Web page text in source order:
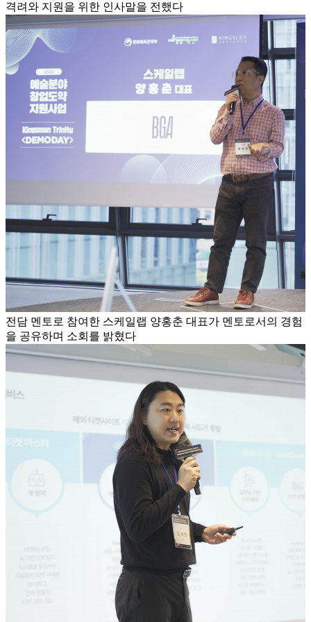
격려와 지원을 위한 인사말을 전했다
전담 멘토로 참여한 스케일랩 양홍춘 대표가 멘토로서의 경험
을 공유하며 소회를 밝혔다